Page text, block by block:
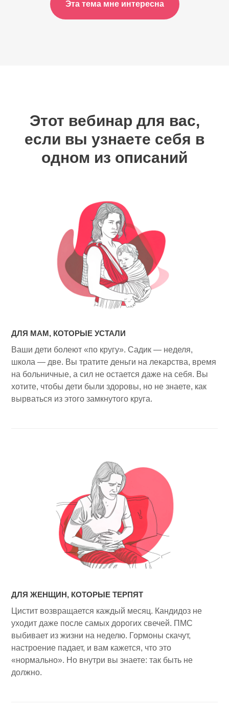
Эта тема мне интересна
Этот вебинар для вас,
если вы узнаете себя в
одном из описаний
ДЛЯ МАМ, КОТОРЫЕ УСТАЛИ
Ваши дети болеют «по кругу». Садик — неделя,
школа — две. Вы тратите деньги на лекарства, время
на больничные, а сил не остается даже на себя. Вы
хотите, чтобы дети были здоровы, но не знаете, как
вырваться из этого замкнутого круга.
ДЛЯ ЖЕНЩИН, КОТОРЫЕ ТЕРПЯТ
Цистит возвращается каждый месяц. Кандидоз не
уходит даже после самых дорогих свечей. ПМС
выбивает из жизни на неделю. Гормоны скачут,
настроение падает, и вам кажется, что это
«нормально». Но внутри вы знаете: так быть не
должно.